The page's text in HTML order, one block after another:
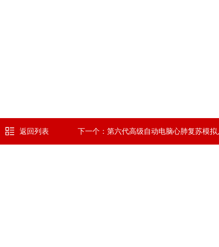
返回列表 下一个： 第六代高级自动电脑心肺复苏模拟